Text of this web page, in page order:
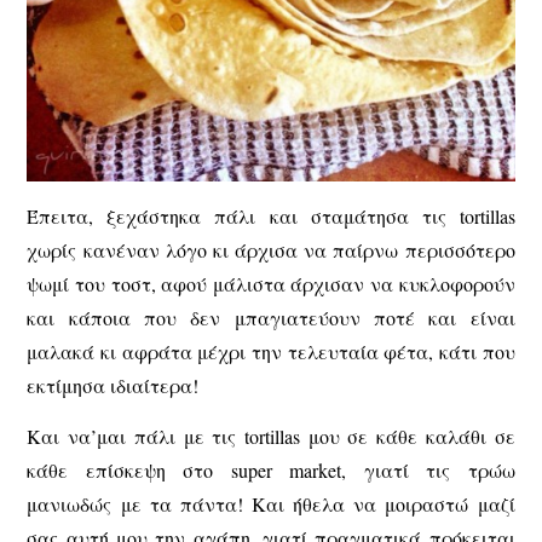
Έπειτα, ξεχάστηκα πάλι και σταμάτησα τις tortillas
χωρίς κανέναν λόγο κι άρχισα να παίρνω περισσότερο
ψωμί του τοστ, αφού μάλιστα άρχισαν να κυκλοφορούν
και κάποια που δεν μπαγιατεύουν ποτέ και είναι
μαλακά κι αφράτα μέχρι την τελευταία φέτα, κάτι που
εκτίμησα ιδιαίτερα!
Και να’μαι πάλι με τις tortillas μου σε κάθε καλάθι σε
κάθε επίσκεψη στο super market, γιατί τις τρώω
μανιωδώς με τα πάντα! Και ήθελα να μοιραστώ μαζί